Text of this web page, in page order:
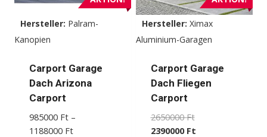
können
auf
der
Produktseite
gewählt
werden
Hersteller: Palram-
Kanopien
Carport Garage
Dach Arizona
Carport
985000 Ft –
1188000 FtPreisspanne:
Hersteller: Ximax
Aluminium-Garagen
Carport Garage
Dach Fliegen
Carport
2650000FtUrsprünglicher
Preis
2390000 FtAktueller